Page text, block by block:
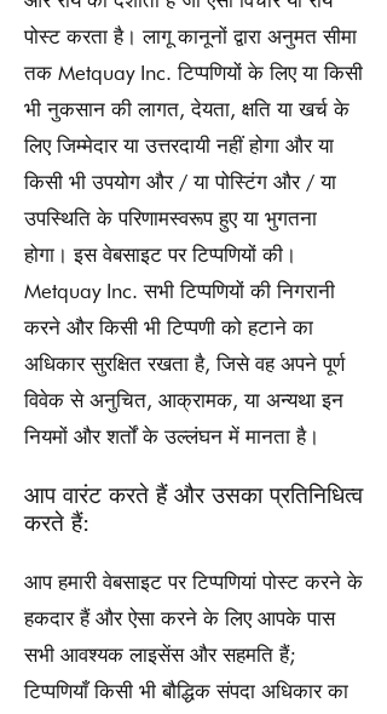
पोस्ट करता है। लागू कानूनों द्वारा अनुमत सीमा
तक Metquay Inc. टिप्पणियों के लिए या किसी
भी नुकसान की लागत, देयता, क्षति या खर्च के
लिए जिम्मेदार या उत्तरदायी नहीं होगा और या
किसी भी उपयोग और / या पोस्टिंग और / या
उपस्थिति के परिणामस्वरूप हुए या भुगतना
होगा। इस वेबसाइट पर टिप्पणियों की।
Metquay Inc. सभी टिप्पणियों की निगरानी
करने और किसी भी टिप्पणी को हटाने का
अधिकार सुरक्षित रखता है, जिसे वह अपने पूर्ण
विवेक से अनुचित, आक्रामक, या अन्यथा इन
नियमों और शर्तों के उल्लंघन में मानता है।
आप वारंट करते हैं और उसका प्रतिनिधित्व
करते हैं:
आप हमारी वेबसाइट पर टिप्पणियां पोस्ट करने के
हकदार हैं और ऐसा करने के लिए आपके पास
सभी आवश्यक लाइसेंस और सहमति हैं;
टिप्पणियाँ किसी भी बौद्धिक संपदा अधिकार का